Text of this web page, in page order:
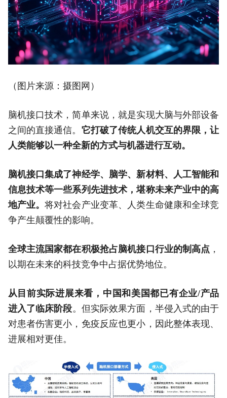
（图片来源：摄图网）
脑机接口技术，简单来说，就是实现大脑与外部设备
之间的直接通信。 它打破了传统人机交互的界限，让
人类能够以一种全新的方式与机器进行互动。
脑机接口集成了神经学、脑学、新材料、人工智能和
信息技术等一些系列先进技术，堪称未来产业中的高
地产业。将对社会产业变革、人类生命健康和全球竞
争产生颠覆性的影响。
全球主流国家都在积极抢占脑机接口行业的制高点 ，
以期在未来的科技竞争中占据优势地位。
从目前实际进展来看，中国和美国都已有企业/产品
进入了临床阶段。但实际效果方面，半侵入式的由于
对患者伤害更小，免疫反应也更小，因此整体表现、
进展相对更佳。